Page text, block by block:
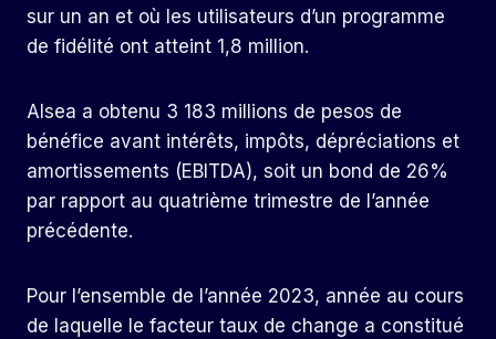
sur un an et où les utilisateurs d’un programme
de fidélité ont atteint 1,8 million.
Alsea a obtenu 3 183 millions de pesos de
bénéfice avant intérêts, impôts, dépréciations et
amortissements (EBITDA), soit un bond de 26%
par rapport au quatrième trimestre de l’année
précédente.
Pour l’ensemble de l’année 2023, année au cours
de laquelle le facteur taux de change a constitué